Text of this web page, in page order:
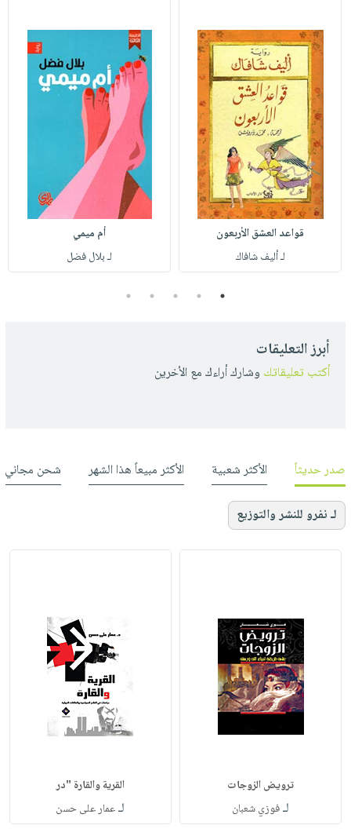
قواعد العشق الأربعون
لـ أليف شافاك
أم ميمي
لـ بلال فضل
1
2
3
4
5
أبرز التعليقات
أكتب تعليقاتك وشارك أراءك مع الأخرين
صدر حديثاً الأكثر شعبية الأكثر مبيعاً هذا الشهر شحن مجاني
لـ نفرو للنشر والتوزيع
ترويض الزوجات
لـفوزي شعبان
القرية والقارة "در
لـعمار على حسن